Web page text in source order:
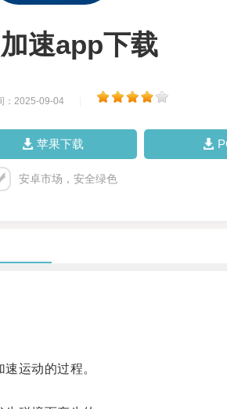
速app下载
：2025-09-04
苹果下载
安卓市场，安全绿色
运动的过程。